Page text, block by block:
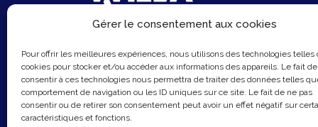
Gérer le consentement aux cookies
Pour offrir les meilleures expériences, nous utilisons des technologies telles
cookies pour stocker et/ou accéder aux informations des appareils. Le fait de
consentir à ces technologies nous permettra de traiter des données telles
comportement de navigation ou les ID uniques sur ce site. Le fait de ne pas
consentir ou de retirer son consentement peut avoir un effet négatif sur
caractéristiques et fonctions.
6 Rue du Sentier
75002 Paris
Email :contact@hellowilla.co